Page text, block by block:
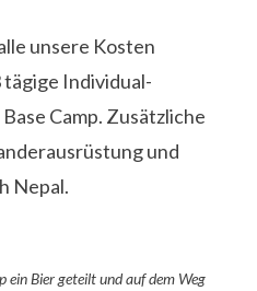
unsere Kosten
Individual-
Camp. Zusätzliche
und
Nepal.
ein Bier geteilt und auf dem Weg